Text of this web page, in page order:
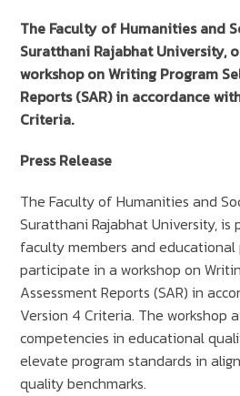
The Faculty of Humanities and
Suratthani Rajabhat University,
workshop on Writing Program
Reports (SAR) in accordance
Criteria.
Press Release
The Faculty of Humanities and
Suratthani Rajabhat University, is
faculty members and
participate in a workshop on
Assessment Reports (SAR) in
Version 4 Criteria. The workshop
competencies in educational
elevate program standards in
quality benchmarks.